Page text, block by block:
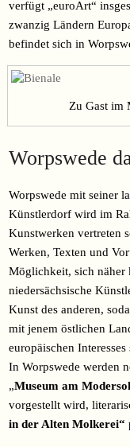
verfügt „euroArt“
zwanzig Ländern
befindet sich in
Zu Gast im
Worpswede
Worpswede mit seiner
Künstlerdorf wird im
Kunstwerken vertreten
Werken, Texten und
Möglichkeit, sich näher
niedersächsische
Kunst des anderen,
mit jenem östlichen
europäischen Interesses
In Worpswede werden
„Museum am
vorgestellt wird,
in der Alten Molkerei“